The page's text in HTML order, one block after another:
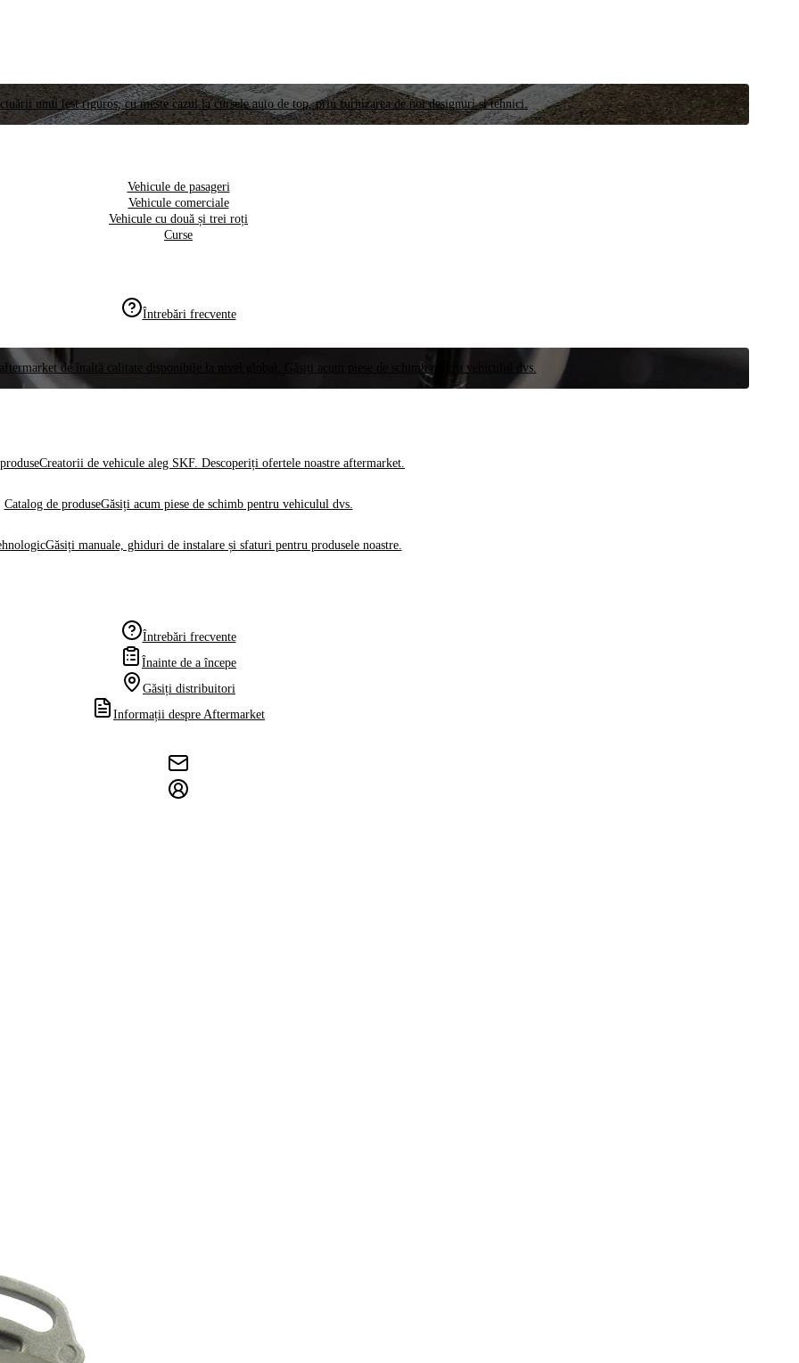
unui test riguros, cu meste cazul la cursele auto de top, prin furnizarea de noi designuri și tehnici.
Vehicule de pasageri
Vehicule comerciale
Vehicule cu două și trei roți
Curse
Întrebări frecvente
de înaltă calitate disponibile la nivel global. Găsiți acum piese de schimb pentru vehiculul dvs.
Creatorii de vehicule aleg SKF. Descoperiți ofertele noastre aftermarket.
Catalog de produseGăsiți acum piese de schimb pentru vehiculul dvs.
Găsiți manuale, ghiduri de instalare și sfaturi pentru produsele noastre.
Întrebări frecvente
Înainte de a începe
Găsiți distribuitori
Informații despre Aftermarket